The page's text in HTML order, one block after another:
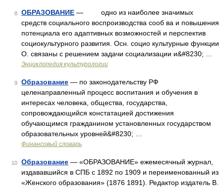
8 ОБРАЗОВАНИЕ — одно из наиболее значимых
средств социального воспроизводства сооб ва и повышения
потенциала его адаптивных возможностей и перспектив
социокультурного развития. Осн. социо культурные функции
О. связаны с решением задачи социализации и&#8230; …
Энциклопедия культурологии
9 Образование — по законодательству РФ
целенаправленный процесс воспитания и обучения в
интересах человека, общества, государства,
сопровождающийся констатацией достижения
обучающимся гражданином установленных государством
образовательных уровней&#8230; …
Финансовый словарь
10 Образование — «ОБРАЗОВАНИЕ» ежемесячный журнал,
издававшийся в СПБ с 1892 по 1909 и переименованный из
«Женского образования» (1876 1891). Редактор издатель В.